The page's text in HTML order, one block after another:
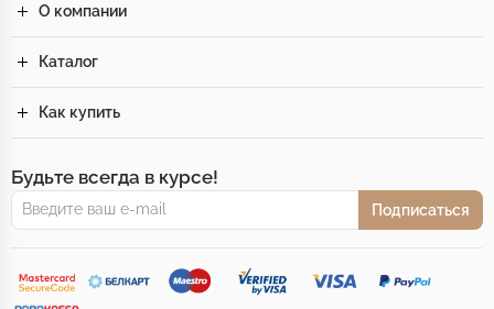
О компании
Каталог
Как купить
Будьте всегда в курсе!
Подписаться